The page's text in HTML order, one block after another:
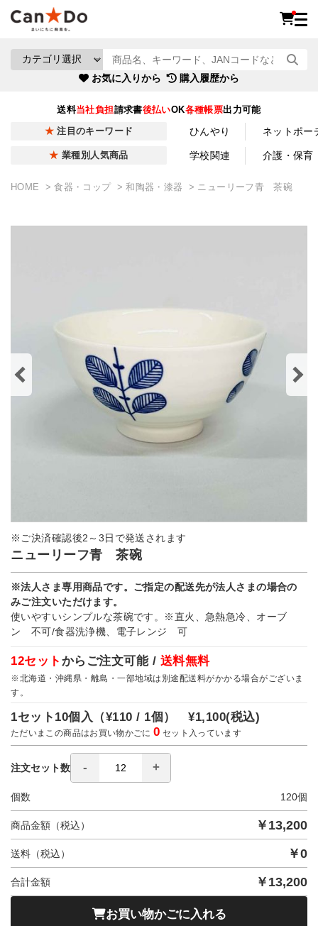
お気に入りから 購入履歴から
送料当社負担請求書後払いOK各種帳票出力可能
注目のキーワード ひんやり ネットポー
業種別人気商品 学校関連 介護・保育
HOME 食器・コップ 和陶器・漆器 ニューリーフ青 茶碗
※ご決済確認後2～3日で発送されます
ニューリーフ青 茶碗
※法人さま専用商品です。ご指定の配送先が法人さまの場合の
みご注文いただけます。
使いやすいシンプルな茶碗です。※直火、急熱急冷、オーブ
ン 不可/食器洗浄機、電子レンジ 可
12セット からご注文可能 / 送料無料
※北海道・沖縄県・離島・一部地域は別途配送料がかかる場合がございま
す。
1セット10個入（¥110 / 1個）¥1,100(税込)
ただいまこの商品はお買い物かごに0 セット入っています
注文セット数
個数 120個
商品金額（税込） ￥ 13,200
送料（税込） ￥0
合計金額 ￥ 13,200
お買い物かごに入れる